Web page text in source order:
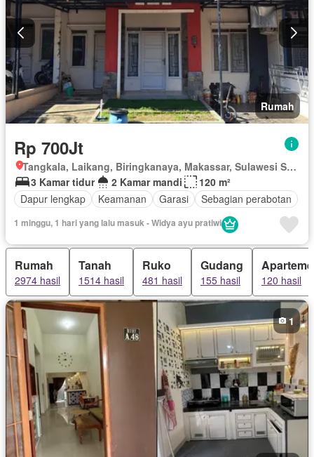
Rumah
Rp 700Jt
Tangkala, Laikang, Biringkanaya, Makassar, Sulawesi Selatan
3 Kamar tidur
2 Kamar mandi
120 m²
Dapur lengkap
Keamanan Garasi Sebagian perabotan
1 minggu, 1 hari yang lalu masuk - Widya ayu pratiwi
Rumah
2974 hasil
Tanah
1514 hasil
Ruko
481 hasil
Gudang
155 hasil 120 hasil
1